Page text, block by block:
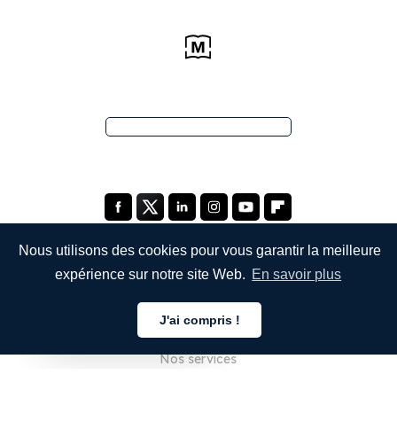
Nous utilisons des cookies pour vous garantir la meilleure
expérience sur notre site Web. En savoir plus
J'ai compris !
À propos de nous
Nos services
Français